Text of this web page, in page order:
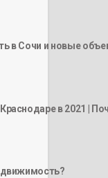
в Сочи и новые
в 2021 |